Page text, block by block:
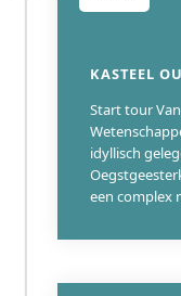
KASTEEL
Start tour
idyllisch
een complex